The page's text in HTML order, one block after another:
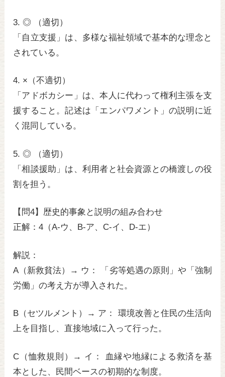
3. ◎ （適切）
「自立支援」は、多様な福祉領域で基本的な理念と
されている。
4. ×（不適切）
「アドボカシー」は、本人に代わって権利主張を支
援すること。記述は「エンパワメント」の説明に近
く混同している。
5. ◎ （適切）
「相談援助」は、利用者と社会資源との橋渡しの役
割を担う。
【問4】歴史的事象と説明の組み合わせ
正解：4（A-ウ、B-ア、C-イ、D-エ）
解説：
A（新救貧法）→ ウ： 「劣等処遇の原則」や「強制
労働」の考え方が導入された。
B（セツルメント）→ ア： 環境改善と住民の生活向
上を目指し、直接地域に入って行った。
C（恤救規則）→ イ： 血縁や地縁による救済を基
本とした、民間ベースの初期的な制度。